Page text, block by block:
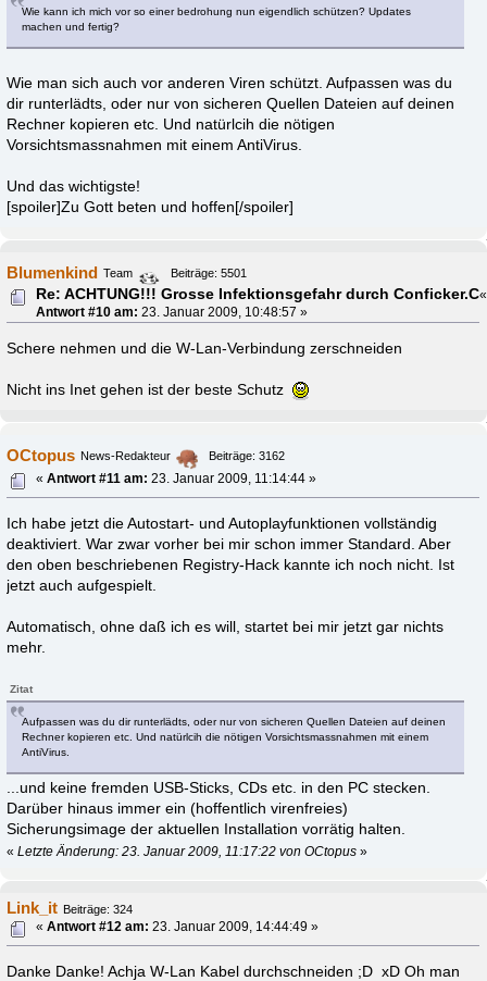
Wie kann ich mich vor so einer bedrohung nun eigendlich schützen? Updates
machen und fertig?
Wie man sich auch vor anderen Viren schützt. Aufpassen was du
dir runterlädts, oder nur von sicheren Quellen Dateien auf deinen
Rechner kopieren etc. Und natürlcih die nötigen
Vorsichtsmassnahmen mit einem AntiVirus.
Und das wichtigste!
[spoiler]Zu Gott beten und hoffen[/spoiler]
Blumenkind Team Beiträge: 5501
Re: ACHTUNG!!! Grosse Infektionsgefahr durch Conficker.C«
Antwort #10 am: 23. Januar 2009, 10:48:57 »
Schere nehmen und die W-Lan-Verbindung zerschneiden
Nicht ins Inet gehen ist der beste Schutz
OCtopus News-Redakteur
Beiträge: 3162
«Antwort #11 am: 23. Januar 2009, 11:14:44 »
Ich habe jetzt die Autostart- und Autoplayfunktionen vollständig
deaktiviert. War zwar vorher bei mir schon immer Standard. Aber
den oben beschriebenen Registry-Hack kannte ich noch nicht. Ist
jetzt auch aufgespielt.
Automatisch, ohne daß ich es will, startet bei mir jetzt gar nichts
mehr.
Zitat
Aufpassen was du dir runterlädts, oder nur von sicheren Quellen Dateien auf deinen
Rechner kopieren etc. Und natürlcih die nötigen Vorsichtsmassnahmen mit einem
AntiVirus.
...und keine fremden USB-Sticks, CDs etc. in den PC stecken.
Darüber hinaus immer ein (hoffentlich virenfreies)
Sicherungsimage der aktuellen Installation vorrätig halten.
«Letzte Änderung: 23. Januar 2009, 11:17:22 von OCtopus »
Link_it Beiträge: 324
«Antwort #12 am: 23. Januar 2009, 14:44:49 »
Danke Danke! Achja W-Lan Kabel durchschneiden ;D xD Oh man